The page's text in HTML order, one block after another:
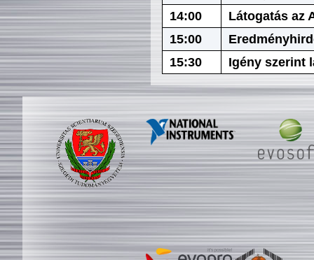
14:00
Látogatás az
15:00
15:30
Igény szerint